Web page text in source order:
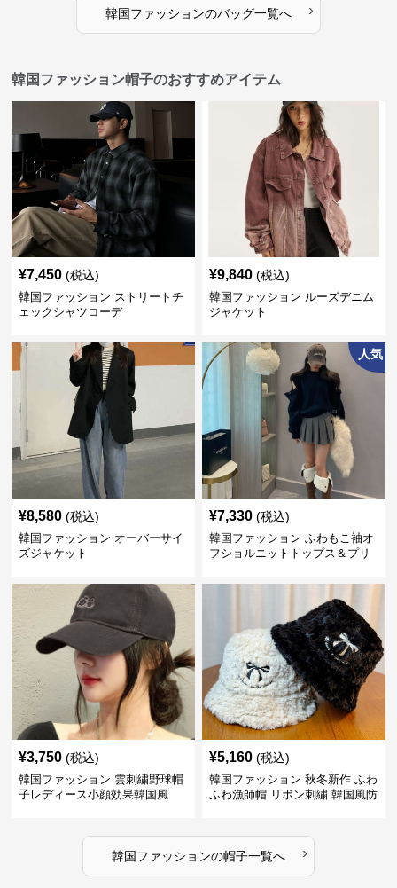
韓国ファッションのバッグ一覧へ ›
韓国ファッション帽子のおすすめアイテム
¥7,450 (税込)
韓国ファッション ストリートチ
ェックシャツコーデ
¥9,840 (税込)
韓国ファッション ルーズデニム
ジャケット
¥8,580 (税込)
韓国ファッション オーバーサイ
ズジャケット
人気
¥7,330 (税込)
韓国ファッション ふわもこ袖オ
フショルニットトップス＆プリ
¥3,750 (税込)
韓国ファッション 雲刺繍野球帽
子レディース小顔効果韓国風
¥5,160 (税込)
韓国ファッション 秋冬新作 ふわ
ふわ漁師帽 リボン刺繍 韓国風防
韓国ファッションの帽子一覧へ ›